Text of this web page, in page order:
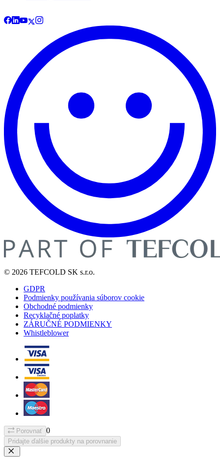
© 2026 TEFCOLD SK s.r.o.
GDPR
Podmienky používania súborov cookie
Obchodné podmienky
Recyklačné poplatky
ZÁRUČNÉ PODMIENKY
Whistleblower
Porovnať 0
Pridajte ďalšie produkty na porovnanie